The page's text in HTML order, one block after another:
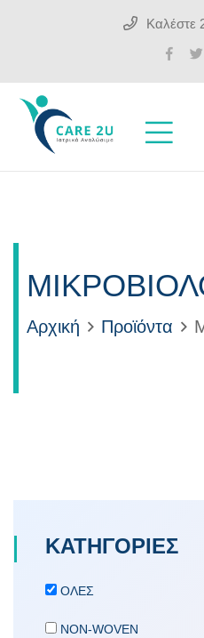
Καλέστε
Αρχική Προϊόντα
ΚΑΤΗΓΟΡΙΕΣ
ΟΛΕΣ
NON-WOVEN